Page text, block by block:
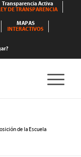
Transparencia Activa
DE TRANSPARENCIA
MAPAS
INTERACTIVOS
de la Escuela